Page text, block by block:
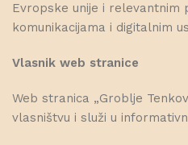
Evropske unije i
komunikacijama i digitalnim
Vlasnik web stranice
Web stranica „Groblje
vlasništvu i služi u